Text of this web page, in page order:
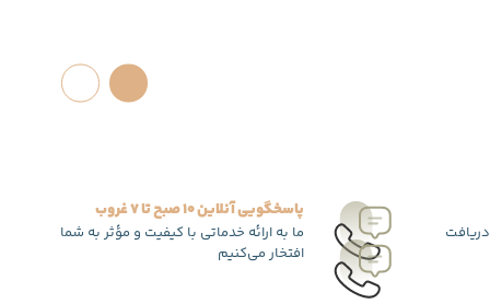
پاسخگویی آنلاین 10 صبح تا 7 غروب
ما به ارائه خدماتی با کیفیت و مؤثر به شما
افتخار می‌کنیم